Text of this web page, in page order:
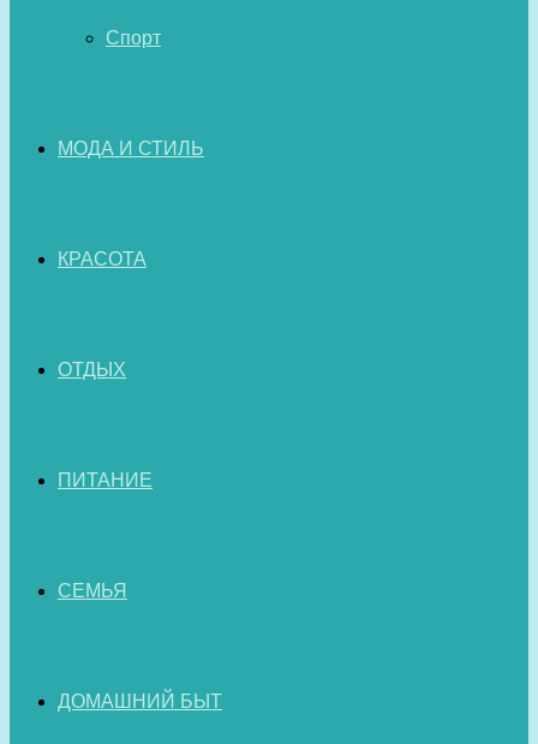
Спорт
МОДА И СТИЛЬ
КРАСОТА
ОТДЫХ
ПИТАНИЕ
СЕМЬЯ
ДОМАШНИЙ БЫТ